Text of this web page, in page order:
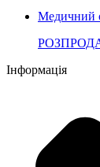
Медичний
Інформація